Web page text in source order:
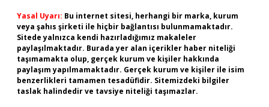
Yasal Uyarı: Bu internet sitesi, herhangi bir marka, kurum
veya şahıs şirketi ile hiçbir bağlantısı bulunmamaktadır.
Sitede yalnızca kendi hazırladığımız makaleler
paylaşılmaktadır. Burada yer alan içerikler haber niteliği
taşımamakta olup, gerçek kurum ve kişiler hakkında
paylaşım yapılmamaktadır. Gerçek kurum ve kişiler ile isim
benzerlikleri tamamen tesadüfidir. Sitemizdeki bilgiler
taslak halindedir ve tavsiye niteliği taşımazlar.